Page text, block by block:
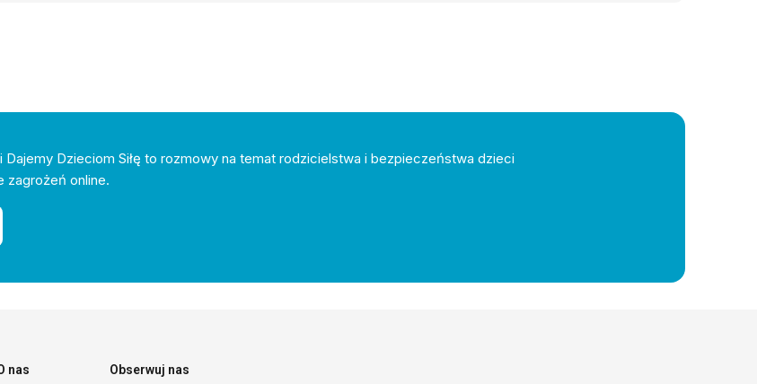
Dajemy Dzieciom Siłę to rozmowy na temat rodzicielstwa i bezpieczeństwa dzieci
zagrożeń online.
nas Obserwuj nas